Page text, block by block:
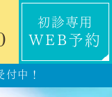
初診専用
WEB予約
付中！